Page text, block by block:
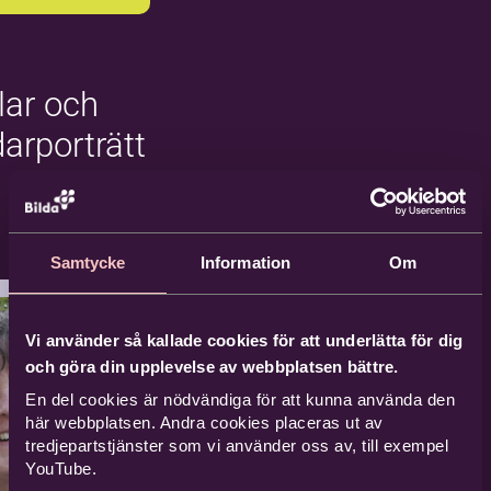
Samtycke Information Om
Vi använder så kallade cookies för att underlätta för dig
och göra din upplevelse av webbplatsen bättre.
En del cookies är nödvändiga för att kunna använda den
här webbplatsen. Andra cookies placeras ut av
tredjepartstjänster som vi använder oss av, till exempel
YouTube.
Crescendo.
2026-08-17
14 tillfällen
2 3
…
16
och